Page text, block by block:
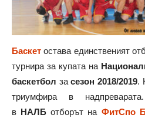
Баскет остава единственият
турнира за купата на
баскетбол засезон 2018/2019.
триумфира в
в НАЛБ отборът на ФитСпо